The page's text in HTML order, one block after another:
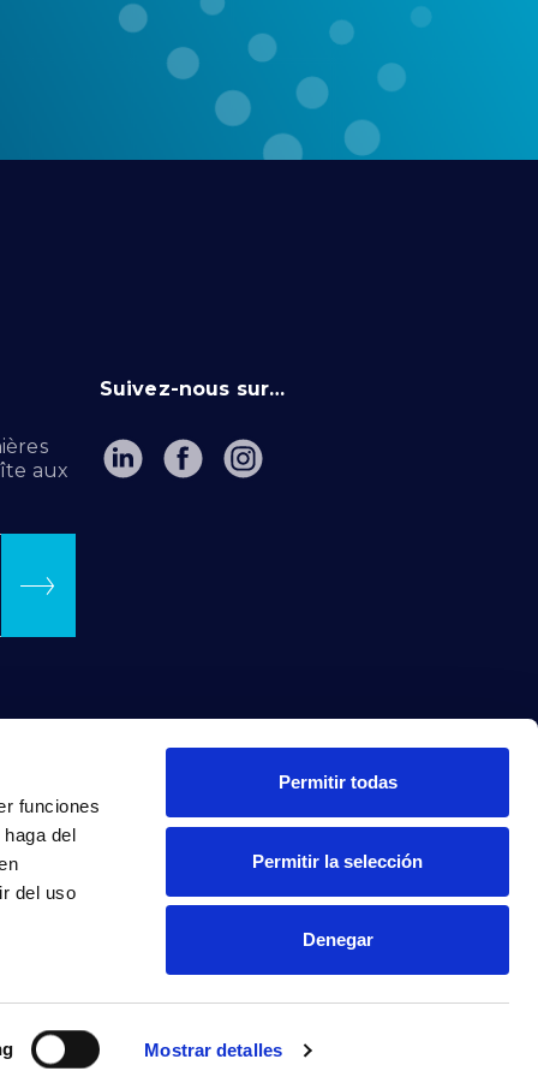
funciones
del
del uso
Mostrar detalles
Permitir todas
Permitir la selección
Denegar
aux
Suivez-nous sur…